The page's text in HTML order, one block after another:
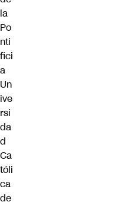
la
Po
nti
fici
a
Un
ive
rsi
da
d
Ca
tóli
ca
de